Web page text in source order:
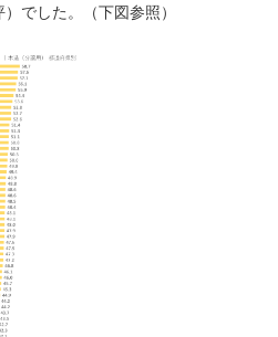
でした。（下図参照）